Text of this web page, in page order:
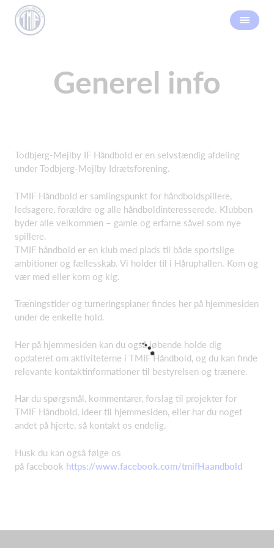
Generel info
Todbjerg-Mejlby IF Håndbold er en selvstændig afdeling
under Todbjerg-Mejlby Idrætsforening.
TMIF Håndbold er samlingspunkt for håndboldspillere,
ledsagere, forældre og alle håndboldinteresserede. Klubben
byder alle velkommen – gamle og erfarne såvel som nye
spillere.
TMIF håndbold er en klub med plads til både sportslige
ambitioner og fællesskab. Vi holder til i Håruphallen. Kom og
vær med eller kom og kig.
Træningstider og turneringsplaner findes her på hjemmesiden
under de enkelte hold.
Her på hjemmesiden kan du også løbende holde dig
opdateret om aktiviteterne i TMIF Håndbold, og du kan finde
relevante kontaktinformationer til bestyrelsen og trænere.
Har du spørgsmål, kommentarer, forslag til projekter for
TMIF Håndbold, ideer til hjemmesiden, eller har du noget
andet på hjerte, så kontakt os endelig.
Husk du kan også følge os
på facebook https://www.facebook.com/tmifHaandbold